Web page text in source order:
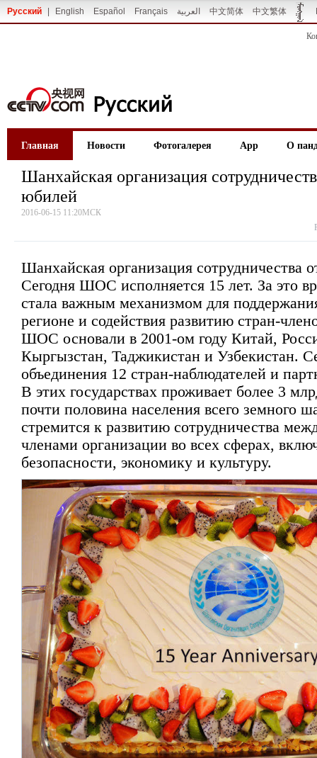
Русский English Español Français العربية 中文简体 中文繁体
Главная Новости Фотогалерея App О
Шанхайская организация
юбилей
2016-06-15 11:20МСК
Шанхайская организация сотрудничества
Сегодня ШОС исполняется 15 лет. За это
стала важным механизмом для
регионе и содействия развитию стран-
ШОС основали в 2001-ом году Китай,
Кыргызстан, Таджикистан и Узбекистан.
объединения 12 стран-наблюдателей и
В этих государствах проживает более 3
почти половина населения всего земного
стремится к развитию сотрудничества
членами организации во всех сферах,
безопасности, экономику и культуру.